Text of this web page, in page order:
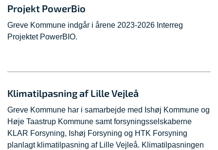
Projekt PowerBio
Greve Kommune indgår i årene 2023-2026 Interreg
Projektet PowerBIO.
Klimatilpasning af Lille Vejleå
Greve Kommune har i samarbejde med Ishøj Kommune og
Høje Taastrup Kommune samt forsyningsselskaberne
KLAR Forsyning, Ishøj Forsyning og HTK Forsyning
planlagt klimatilpasning af Lille Vejleå. Klimatilpasningen